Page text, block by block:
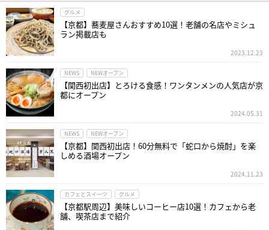
グルメ
【京都】蕎麦屋さんおすすめ10選！老舗の名店やミシュ
ラン掲載店も
2023.12.23
NEWS NEWオープン
【関西初出店】とろける食感！ワンタンメンの人気店が京
都にオープン
2024.05.31
NEWS NEWオープン
【京都】関西初出店！60分無料で「蛇口から焼酎」を楽
しめる酒場オープン
2024.11.23
カフェとスイーツ グルメ
【京都駅周辺】美味しいコーヒー店10選！カフェから老
舗、喫茶店まで紹介